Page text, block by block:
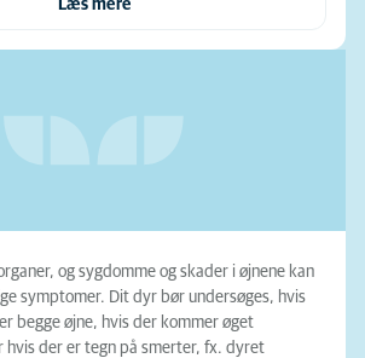
Læs mere
og sygdomme og skader i øjnene kan
symptomer. Dit dyr bør undersøges, hvis
begge øjne, hvis der kommer øget
der er tegn på smerter, fx. dyret